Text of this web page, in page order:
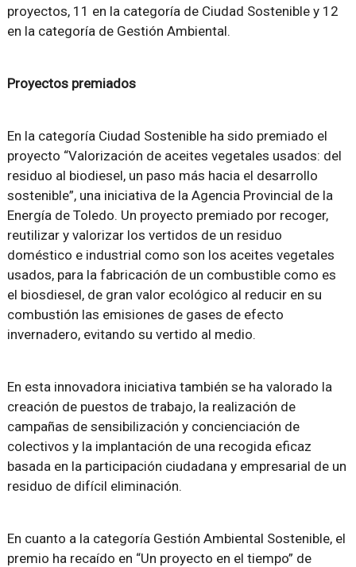
proyectos, 11 en la categoría de Ciudad Sostenible y 12
en la categoría de Gestión Ambiental.
Proyectos premiados
En la categoría Ciudad Sostenible ha sido premiado el
proyecto “Valorización de aceites vegetales usados: del
residuo al biodiesel, un paso más hacia el desarrollo
sostenible”, una iniciativa de la Agencia Provincial de la
Energía de Toledo. Un proyecto premiado por recoger,
reutilizar y valorizar los vertidos de un residuo
doméstico e industrial como son los aceites vegetales
usados, para la fabricación de un combustible como es
el biosdiesel, de gran valor ecológico al reducir en su
combustión las emisiones de gases de efecto
invernadero, evitando su vertido al medio.
En esta innovadora iniciativa también se ha valorado la
creación de puestos de trabajo, la realización de
campañas de sensibilización y concienciación de
colectivos y la implantación de una recogida eficaz
basada en la participación ciudadana y empresarial de un
residuo de difícil eliminación.
En cuanto a la categoría Gestión Ambiental Sostenible, el
premio ha recaído en “Un proyecto en el tiempo” de